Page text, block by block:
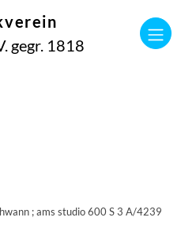
gegr. 1818
; ams studio 600 S 3 A/4239